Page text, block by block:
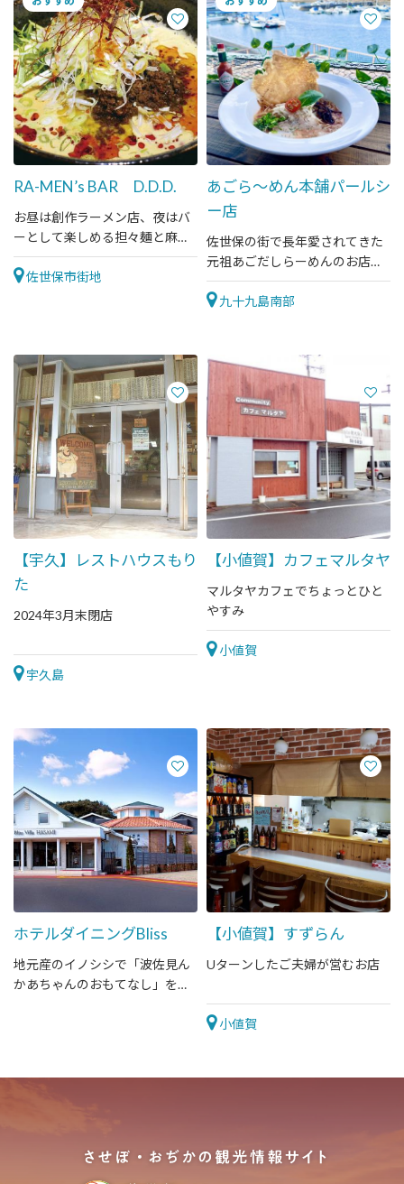
RA-MEN’s BAR D.D.D.
お昼は創作ラーメン店、夜はバ
ーとして楽しめる担々麺と麻婆
がコラボした担麻麺のほどよい
辛さはやみつきに。
佐世保市街地
あごら～めん本舗パールシ
ー店
佐世保の街で長年愛されてきた
元祖あごだしらーめんのお店。
いろんな味のラーメンが楽しめ
ます。
九十九島南部
【宇久】レストハウスもり
た
2024年3月末閉店
宇久島
【小値賀】カフェマルタヤ
マルタヤカフェでちょっとひと
やすみ
小値賀
ホテルダイニングBliss
地元産のイノシシで「波佐見ん
かあちゃんのおもてなし」をご
【小値賀】すずらん
Uターンしたご夫婦が営むお店
小値賀